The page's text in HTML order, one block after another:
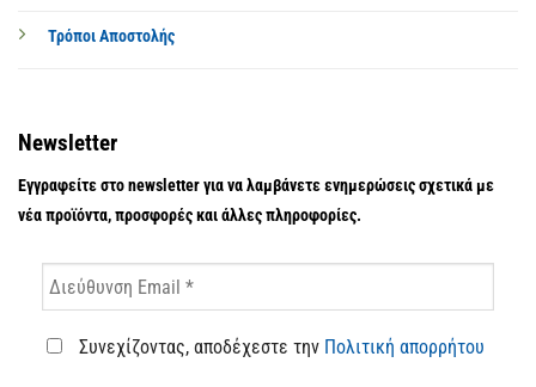
Τρόποι Αποστολής
Newsletter
Εγγραφείτε στο newsletter για να λαμβάνετε ενημερώσεις σχετικά με
νέα προϊόντα, προσφορές και άλλες πληροφορίες.
Συνεχίζοντας, αποδέχεστε την Πολιτική απορρήτου